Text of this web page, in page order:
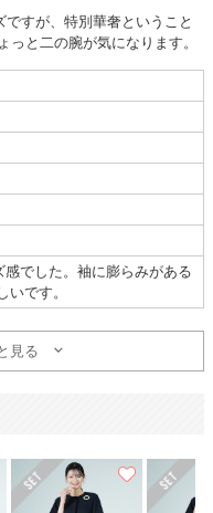
出来て有難かったです。
ーン :
すが、肩や袖に余裕があるデ
した。
があった方が良さそうです。
すが、特別華奢ということ
っと二の腕が気になります。
でした。袖に膨らみがある
です。
見る